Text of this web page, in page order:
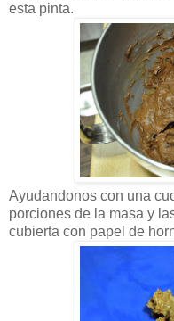
esta pinta.
Ayudandonos con una
porciones de la masa y
cubierta con papel de